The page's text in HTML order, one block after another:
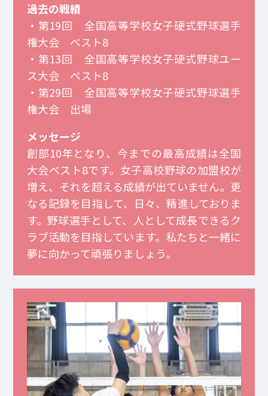
過去の戦績
・第19回 全国高等学校女子硬式野球選手
権大会 ベスト8
・第13回 全国高等学校女子硬式野球ユー
ス大会 ベスト8
・第29回 全国高等学校女子硬式野球選手
権大会 出場
メッセージ
創部10年となり、今までの最高成績は全国
大会ベスト8です。女子高校野球の加盟校が
増え、それを超える成績が出ていません。更
なる記録を目指して、日々、精進しておりま
す。野球選手として、人として成長できるク
ラブ活動を目指しています。私たちと一緒に
夢に向かって頑張りましょう。